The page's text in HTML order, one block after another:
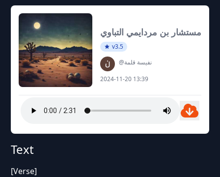
مستشار بن مردايمي التباوي
v3.5
@نفيسة قلمة
2024-11-20 13:39
Text
[Verse]